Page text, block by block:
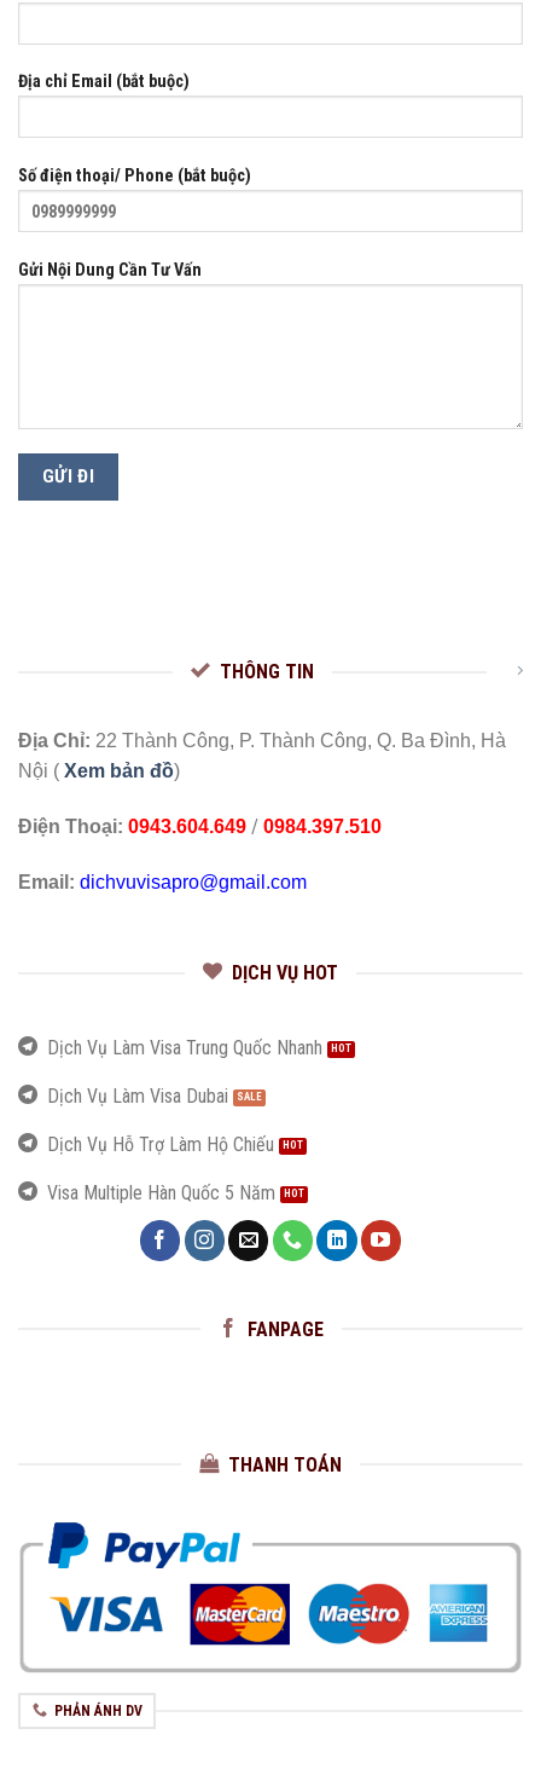
Địa chỉ Email (bắt buộc)
Số điện thoại/ Phone (bắt buộc)
Gửi Nội Dung Cần Tư Vấn
THÔNG TIN
Địa Chỉ: 22 Thành Công, P. Thành Công, Q. Ba Đình, Hà
Nội ( Xem bản đồ)
Điện Thoại: 0943.604.649 / 0984.397.510
Email: dichvuvisapro@gmail.com
DỊCH VỤ HOT
Dịch Vụ Làm Visa Trung Quốc Nhanh
Dịch Vụ Làm Visa Dubai
Dịch Vụ Hỗ Trợ Làm Hộ Chiếu
Visa Multiple Hàn Quốc 5 Năm
FANPAGE
THANH TOÁN
PHẢN ÁNH DV